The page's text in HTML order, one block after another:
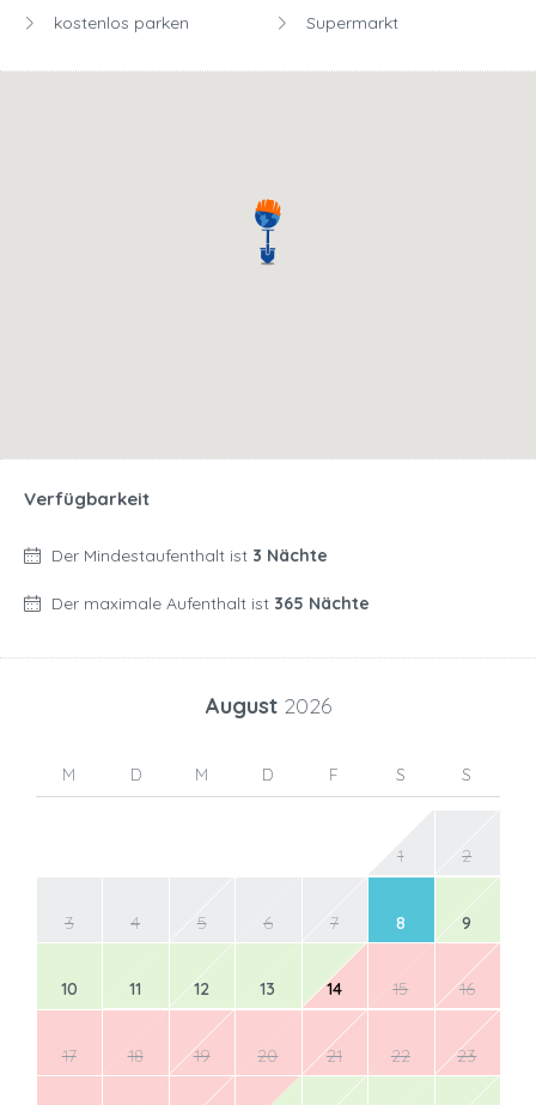
kostenlos parken Supermarkt
Verfügbarkeit
Der Mindestaufenthalt ist 3 Nächte
Der maximale Aufenthalt ist 365 Nächte
August 2026
M D M D F S S
1 2
3 4 5 6 7 8 9
10 11 12 13 14 15 16
17 18 19 20 21 22 23